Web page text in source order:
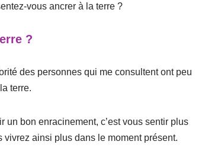
vous ancrer à la terre ?
?
des personnes qui me consultent ont peu
terre.
un bon enracinement, c’est vous sentir plus
vivrez ainsi plus dans le moment présent.